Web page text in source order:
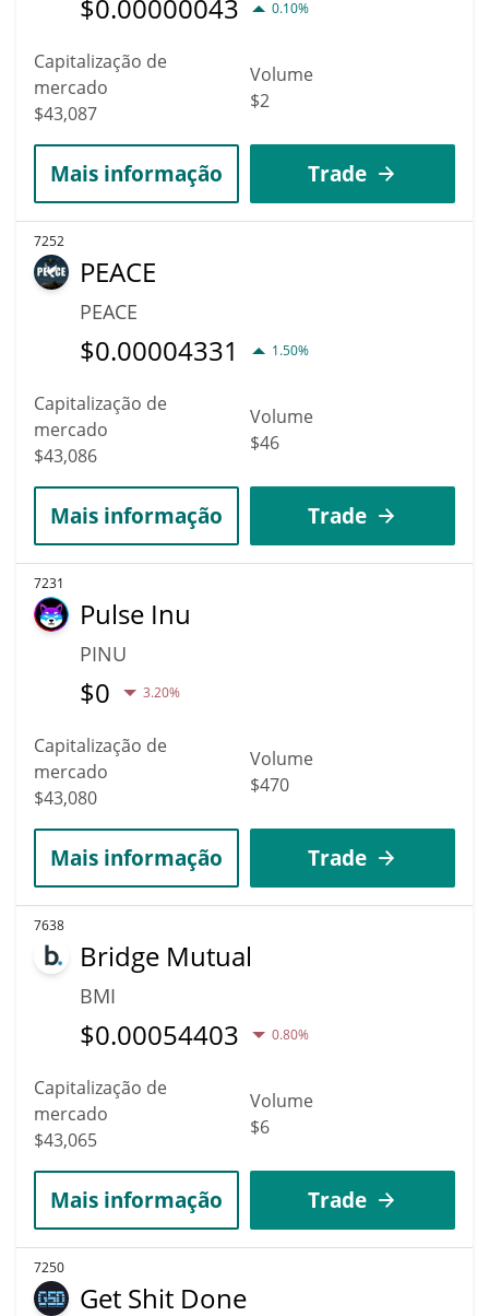
$0.00000043 0.10%
Capitalização de
mercado
$43,087
Volume
$2
Mais informação Trade
7252
PEACE
PEACE
$0.00004331 1.50%
Capitalização de
mercado
$43,086
Volume
$46
Mais informação Trade
7231
Pulse Inu
PINU
$0 3.20%
Capitalização de
mercado
$43,080
Volume
$470
Mais informação Trade
7638
Bridge Mutual
BMI
$0.00054403 0.80%
Capitalização de
mercado
$43,065
Volume
$6
Mais informação Trade
7250
Get Shit Done